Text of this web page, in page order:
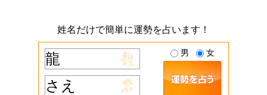
姓名だけで簡単に運勢を占います！
男 女